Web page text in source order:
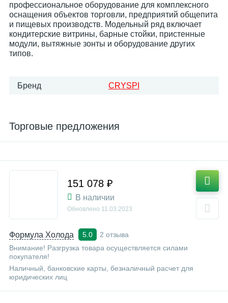
профессиональное оборудование для комплексного
оснащения объектов торговли, предприятий общепита
и пищевых производств. Модельный ряд включает
кондитерские витрины, барные стойки, пристенные
модули, вытяжные зонты и оборудование других
типов.
Бренд CRYSPI
Торговые предложения
Формула Холода 5.0
2 отзыва
Внимание! Разгрузка товара осуществляется силами
покупателя!
Наличный, банковские карты, безналичный расчет для
юридических лиц
151 078 ₽
В наличии
Обновлено 11.03.2023